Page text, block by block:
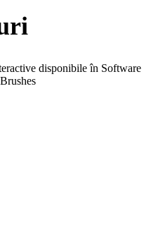
disponibile în Software